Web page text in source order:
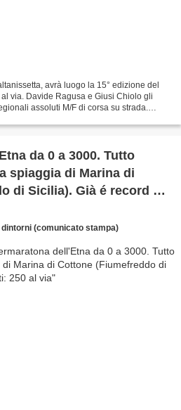
avrà luogo la 15° edizione del
via. Davide Ragusa e Giusi Chiolo gli
assoluti M/F di corsa su strada.
da 0 a 3000. Tutto
spiaggia di Marina di
di Sicilia). Già é record di
(comunicato stampa)